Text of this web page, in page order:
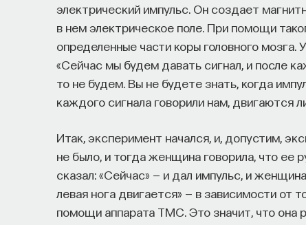
электрический импульс. Он создает
в нем электрическое поле. При помощи
определенные части коры головного
«Сейчас мы будем давать сигнал, и после
то не будем. Вы не будете знать, когда
каждого сигнала говорили нам, двигаются
Итак, эксперимент начался, и, допустим,
не было, и тогда женщина говорила, что ее
сказал: «Сейчас» — и дал импульс, и
левая нога двигается» — в зависимости от
помощи аппарата ТМС. Это значит, что она